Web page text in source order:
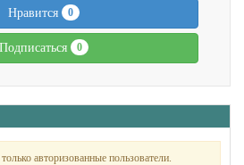
Нравится 0
Подписаться 0
авторизованные пользователи.